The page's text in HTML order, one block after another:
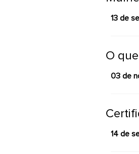
13 de
O
03 de
14 de